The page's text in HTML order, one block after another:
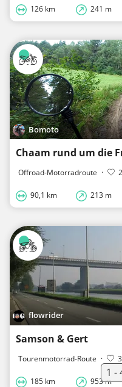
126 km 241 m
Bomoto
Chaam rund um die
Offroad-Motorradroute ·
90,1 km 213 m
flowrider
Samson & Gert
Tourenmotorrad-Route ·
185 km 953 m
1 -